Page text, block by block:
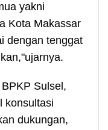
yakni
Kota Makassar
dengan tenggat
Sulsel,
konsultasi
dukungan,